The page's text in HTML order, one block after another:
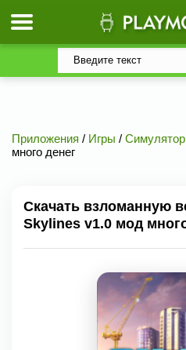
Приложения / Игры /
много денег
Скачать взломанную
Skylines v1.0 мод